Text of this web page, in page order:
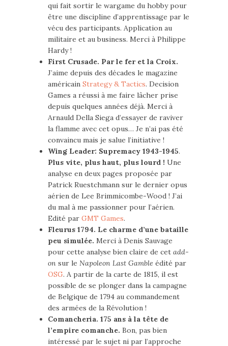
qui fait sortir le wargame du hobby pour
être une discipline d’apprentissage par le
vécu des participants. Application au
militaire et au business. Merci à Philippe
Hardy !
First Crusade. Par le fer et la Croix.
J’aime depuis des décades le magazine
américain Strategy & Tactics. Decision
Games a réussi à me faire lâcher prise
depuis quelques années déjà. Merci à
Arnauld Della Siega d’essayer de raviver
la flamme avec cet opus… Je n’ai pas été
convaincu mais je salue l’initiative !
Wing Leader: Supremacy 1943-1945.
Plus vite, plus haut, plus lourd ! Une
analyse en deux pages proposée par
Patrick Ruestchmann sur le dernier opus
aérien de Lee Brimmicombe-Wood ! J’ai
du mal à me passionner pour l’aérien.
Edité par GMT Games.
Fleurus 1794. Le charme d’une bataille
peu simulée. Merci à Denis Sauvage
pour cette analyse bien claire de cet add-
on sur le Napoleon Last Gamble édité par
OSG. A partir de la carte de 1815, il est
possible de se plonger dans la campagne
de Belgique de 1794 au commandement
des armées de la Révolution !
Comancheria. 175 ans à la tête de
l’empire comanche. Bon, pas bien
intéressé par le sujet ni par l’approche